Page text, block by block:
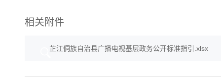
相关附件
芷江侗族自治县广播电视基层政务公开标准指引.xlsx